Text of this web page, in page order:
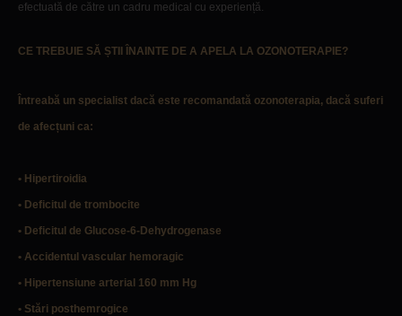
efectuată de către un cadru medical cu experiență.
CE TREBUIE SĂ ȘTII ÎNAINTE DE A APELA LA OZONOTERAPIE?
Întreabă un specialist dacă este recomandată ozonoterapia, dacă suferi
de afecțuni ca:
• Hipertiroidia
• Deficitul de trombocite
• Deficitul de Glucose-6-Dehydrogenase
• Accidentul vascular hemoragic
• Hipertensiune arterial 160 mm Hg
• Stări posthemrogice